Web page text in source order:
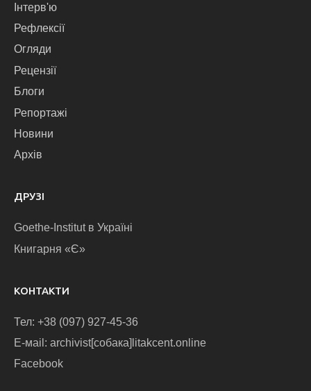
Інтерв'ю
Рефлексії
Огляди
Рецензії
Блоги
Репортажі
Новини
Архів
ДРУЗІ
Goethe-Institut в Україні
Книгарня «Є»
КОНТАКТИ
Тел: +38 (097) 927-45-36
E-маіl: archivist[собака]litakcent.online
Facebook